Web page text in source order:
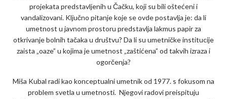
projekata predstavljenih u Čačku, koji su bili oštećeni i
vandalizovani. Ključno pitanje koje se ovde postavlja je: da li
umetnost u javnom prostoru predstavlja lakmus papir za
otkrivanje bolnih tačaka u društvu? Da li su umetničke institucije
zaista „oaze” u kojima je umetnost „zaštićena” od takvih izraza i
ogorčenja?
Miša Kubal radi kao konceptualni umetnik od 1977. s fokusom na
problem svetla u umetnosti. Njegovi radovi preispituju